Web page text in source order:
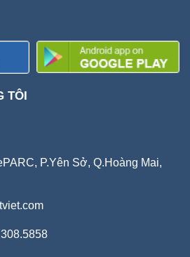
TÔI
P.Yên Sở, Q.Hoàng Mai,